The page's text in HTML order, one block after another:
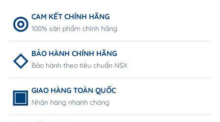
CAM KẾT CHÍNH HÃNG
100% sản phẩm chính hãng
BẢO HÀNH CHÍNH HÃNG
Bảo hành theo tiêu chuẩn NSX
GIAO HÀNG TOÀN QUỐC
Nhận hàng nhanh chóng